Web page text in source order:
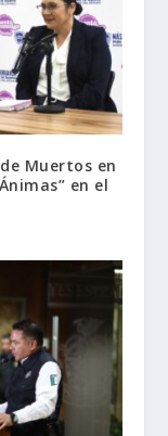
Muertos en
en el